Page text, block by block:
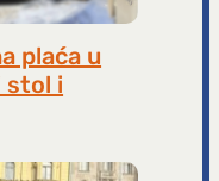
plaća u
stol i